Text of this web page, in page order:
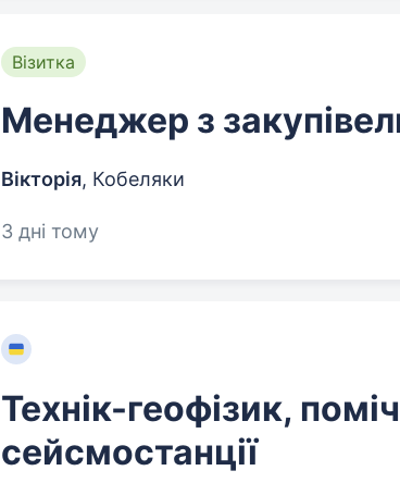
Візитка
Менеджер з
Вікторія, Кобеляки
3 дні тому
Технік-геофізик,
сейсмостанції